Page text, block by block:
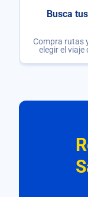
Busca
Compra rutas
elegir el viaje